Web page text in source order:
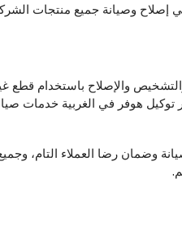
وصيانة جميع منتجات الشركة
والإصلاح باستخدام قطع
توكيل هوفر في الغربية خدمات